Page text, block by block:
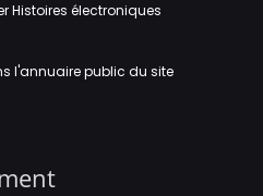
Histoires électroniques
l'annuaire public du site